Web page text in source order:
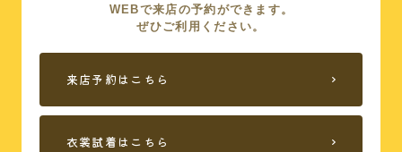
WEBで来店の予約ができます。
ぜひご利用ください。
来店予約はこちら
衣裳試着はこちら